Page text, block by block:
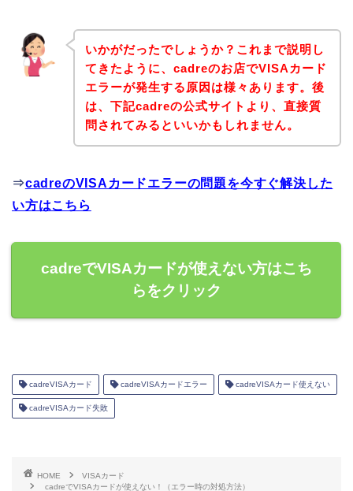
いかがだったでしょうか？これまで説明し
てきたように、cadreのお店でVISAカード
エラーが発生する原因は様々あります。後
は、下記cadreの公式サイトより、直接質
問されてみるといいかもしれません。
⇒cadreのVISAカードエラーの問題を今すぐ解決した
い方はこちら
cadreでVISAカードが使えない方はこち
らをクリック
cadreVISAカード cadreVISAカードエラー cadreVISAカード使えない
cadreVISAカード失敗
HOME
VISAカード
cadreでVISAカードが使えない！（エラー時の対処方法）